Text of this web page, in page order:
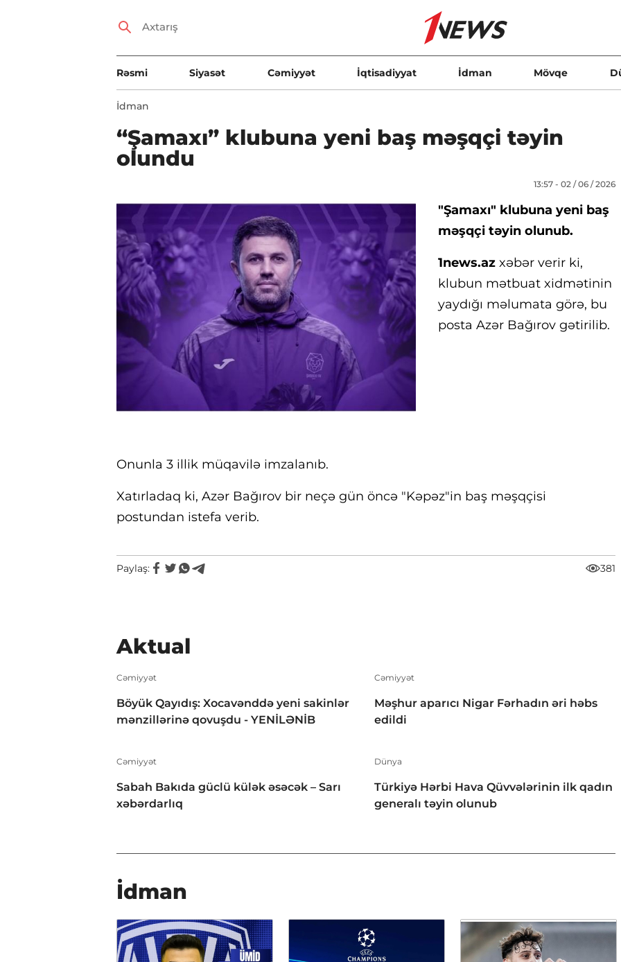
Rəsmi Siyasət Cəmiyyət İqtisadiyyat İdman Mövqe
İdman
“Şamaxı” klubuna yeni baş məşqçi təyin
olundu
13:57 - 02 / 06 / 2026
"Şamaxı" klubuna yeni baş
məşqçi təyin olunub.
1news.az xəbər verir ki,
klubun mətbuat xidmətinin
yaydığı məlumata görə, bu
posta Azər Bağırov gətirilib.
Onunla 3 illik müqavilə imzalanıb.
Xatırladaq ki, Azər Bağırov bir neçə gün öncə "Kəpəz"in baş məşqçisi
postundan istefa verib.
Paylaş: 381
Aktual
Cəmiyyət
Böyük Qayıdış: Xocavənddə yeni sakinlər
mənzillərinə qovuşdu - YENİLƏNİB
Cəmiyyət
Məşhur aparıcı Nigar Fərhadın əri həbs
edildi
Cəmiyyət
Sabah Bakıda güclü külək əsəcək – Sarı
xəbərdarlıq
Dünya
Türkiyə Hərbi Hava Qüvvələrinin ilk qadın
generalı təyin olunub
İdman